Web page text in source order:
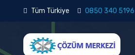
Tüm Türkiye 0850 340 5196